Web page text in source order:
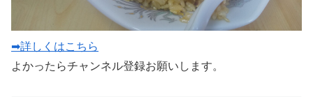
➡詳しくはこちら
よかったらチャンネル登録お願いします。